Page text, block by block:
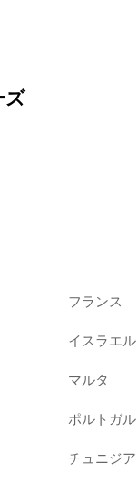
ズ
フランス
イスラエル
マルタ
ポルトガル
チュニジア